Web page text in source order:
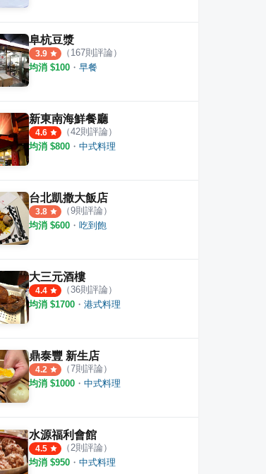
阜杭豆漿
3.9 （ 167則評論）
均消 $100 ・ 早餐
新東南海鮮餐廳
4.6 （42則評論）
均消 $800 ・ 中式料理
台北凱撒大飯店
3.8 （9則評論）
均消 $600 ・ 吃到飽
大三元酒樓
4.4 （36則評論）
均消 $1700 ・ 港式料理
鼎泰豐 新生店
4.2 （7則評論）
均消 $1000 ・ 中式料理
水源福利會館
4.5 （2則評論）
均消 $950 ・ 中式料理